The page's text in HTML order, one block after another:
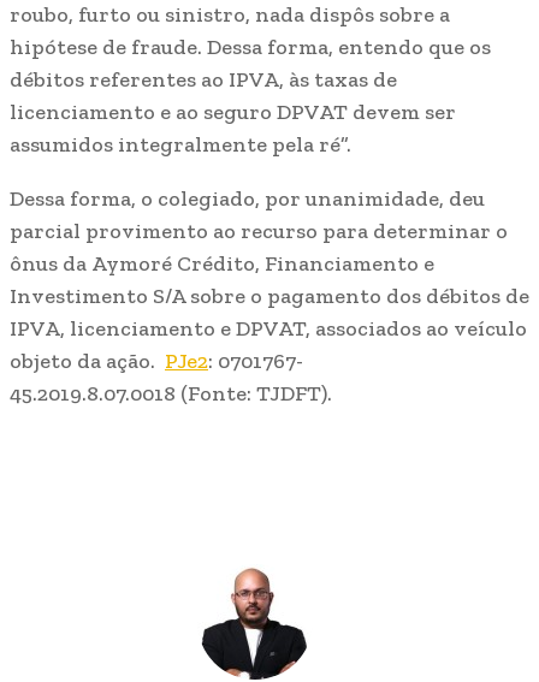
roubo, furto ou sinistro, nada dispôs sobre a
hipótese de fraude. Dessa forma, entendo que os
débitos referentes ao IPVA, às taxas de
licenciamento e ao seguro DPVAT devem ser
assumidos integralmente pela ré”.
Dessa forma, o colegiado, por unanimidade, deu
parcial provimento ao recurso para determinar o
ônus da Aymoré Crédito, Financiamento e
Investimento S/A sobre o pagamento dos débitos de
IPVA, licenciamento e DPVAT, associados ao veículo
objeto da ação. PJe2: 0701767-
45.2019.8.07.0018 (Fonte: TJDFT).